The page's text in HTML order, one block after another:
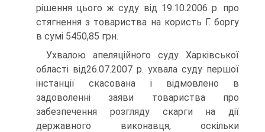
рішення цього ж суду від 19.10.2006 р. про
стягнення з товариства на користь Г. боргу
в сумі 5450,85 грн.
Ухвалою апеляційного суду Харківської
області від26.07.2007 р. ухвала суду першої
інстанції скасована і відмовлено в
задоволенні заяви товариства про
забезпечення розгляду скарги на дії
державного виконавця, оскільки